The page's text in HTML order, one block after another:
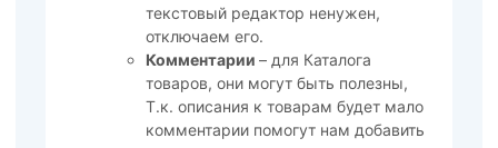
текстовый редактор ненужен,
отключаем его.
Комментарии – для Каталога
товаров, они могут быть полезны,
Т.к. описания к товарам будет мало
комментарии помогут нам добавить